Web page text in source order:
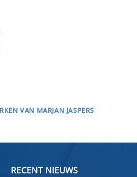
VAN MARJAN JASPERS
RECENT NIEUWS